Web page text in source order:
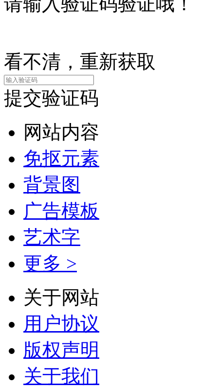
看不清，重新获取
提交验证码
网站内容
免抠元素
背景图
广告模板
艺术字
更多 >
关于网站
用户协议
版权声明
关于我们